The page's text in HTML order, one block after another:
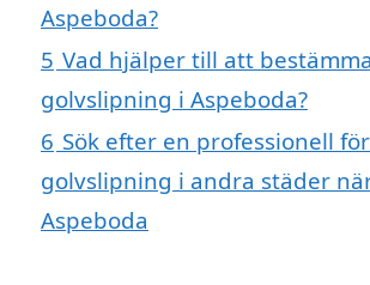
Aspeboda?
5 Vad hjälper till att
golvslipning i Aspeboda?
6 Sök efter en professionell för
golvslipning i andra städer
Aspeboda